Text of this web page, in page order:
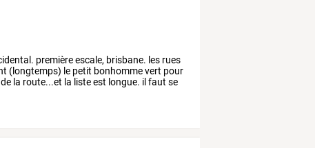
premièreescale, brisbane. les rues
(longtemps) le petit bonhommevert pour
de la route...et la listeest longue. il faut se